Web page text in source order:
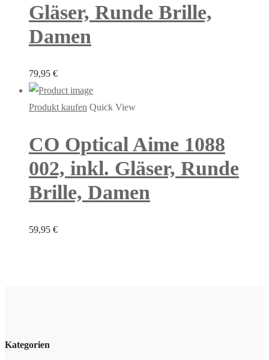
Gläser, Runde Brille,
Damen
79,95 €
Produkt kaufen Quick View
CO Optical Aime 1088
002, inkl. Gläser, Runde
Brille, Damen
59,95 €
Kategorien